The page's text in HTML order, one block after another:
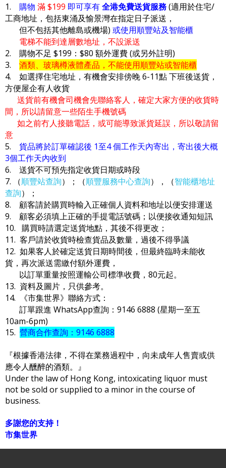
1. 購物 滿 $199 即可享有全港免費送貨服務(適用於住宅/
工商地址，包括東涌及愉景灣在指定日子派送，
但不包括其他離島或機場) 或使用順豐站及智能櫃
電梯不能到達層數地址，不設派送
2. 購物不足 $199：$80 額外運費 (或另外註明)
3. 酒類、玻璃樽液體產品，不能使用順豐站或智能櫃
4. 如選擇住宅地址，有機會安排傍晚 6-11點 下班後送貨，
方便屋企有人收貨
送貨前有機會司機會先聯絡客人，確定大家方便的收貨時
間，所以請留意一些陌生手機號碼
如之前冇人接聽電話，或可能導致派貨延誤，所以敬請留
意
5. 貨品將於訂單確認後 1至4 個工作天內寄出，寄出後大概
3個工作天內收到
6. 送貨不可預先指定收貨日期或時段
7. （順豐站查詢）；（順豐服務中心查詢），（智能櫃地址
查詢）；
8. 顧客請於購買時輸入正確個人資料和地址以便安排運送
9. 顧客必須填上正確的手提電話號碼；以便接收通知短訊
10. 購買時請選定送貨地點，其後不得更改；
11. 客戶請於收貨時檢查貨品及數量，過後不得爭議
12. 如果客人於確定送貨日期時間後，但最終臨時未能收
貨，再次派送需繳付額外運費，
以訂單重量按照運輸公司標準收費，80元起。
13. 資料及圖片，只供參考。
14. 《市集世界》聯絡方式：
訂單跟進 WhatsApp查詢：9146 6888 (星期一至五
10am-6pm)
15. 營商合作查詢：9146 6888
『根據香港法律，不得在業務過程中，向未成年人售賣或供
應令人醺醉的酒類。』
Under the law of Hong Kong, intoxicating liquor must
not be sold or supplied to a minor in the course of
business.
多謝您的支持！
市集世界